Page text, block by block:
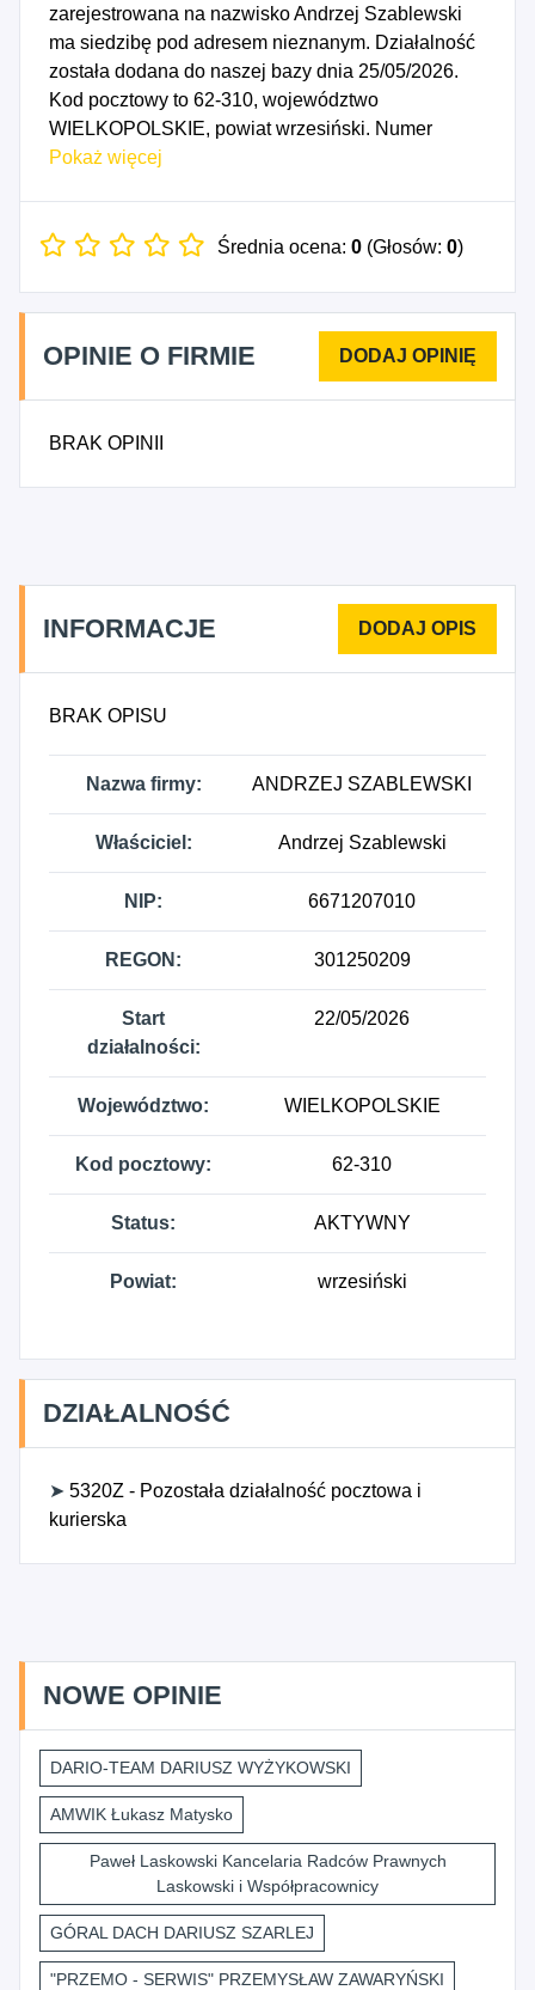
zarejestrowana na nazwisko Andrzej Szablewski
ma siedzibę pod adresem nieznanym. Działalność
została dodana do naszej bazy dnia 25/05/2026.
Kod pocztowy to 62-310, województwo
WIELKOPOLSKIE, powiat wrzesiński. Numer
Identyfikacji Podatkowej NIP to 6671207010, a
działalności gospodarczej przypada na dzień
Pokaż więcej
Średnia ocena: 0 (Głosów: 0)
OPINIE O FIRMIE
BRAK OPINII
INFORMACJE
BRAK OPISU
Nazwa firmy: ANDRZEJ SZABLEWSKI
Właściciel: Andrzej Szablewski
NIP: 6671207010
REGON: 301250209
Start
działalności:
22/05/2026
Województwo: WIELKOPOLSKIE
Kod pocztowy: 62-310
Status: AKTYWNY
Powiat: wrzesiński
DZIAŁALNOŚĆ
➤ 5320Z - Pozostała działalność pocztowa i
kurierska
NOWE OPINIE
DARIO-TEAM DARIUSZ WYŻYKOWSKI
AMWIK Łukasz Matysko
Paweł Laskowski Kancelaria Radców Prawnych
Laskowski i Współpracownicy
GÓRAL DACH DARIUSZ SZARLEJ
"PRZEMO - SERWIS" PRZEMYSŁAW ZAWARYŃSKI